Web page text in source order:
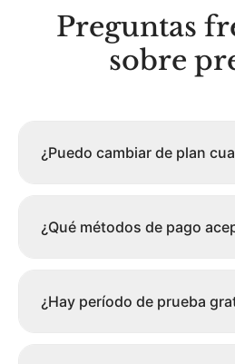
Preguntas
sobre
¿Puedo cambiar de plan
¿Qué métodos de pago
¿Hay período de prueba